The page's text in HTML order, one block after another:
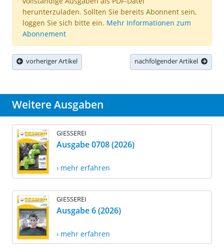
herunterzuladen. Sollten Sie bereits Abonnent sein,
loggen Sie sich bitte ein. Mehr Informationen zum
Abonnement
vorheriger Artikel nachfolgender Artikel
Weitere Ausgaben
GIESSEREI
Ausgabe 0708 (2026)
› mehr erfahren
GIESSEREI
Ausgabe 6 (2026)
› mehr erfahren